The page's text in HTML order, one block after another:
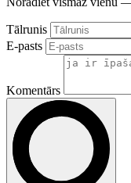
Tālrunis
E-pasts
Komentārs